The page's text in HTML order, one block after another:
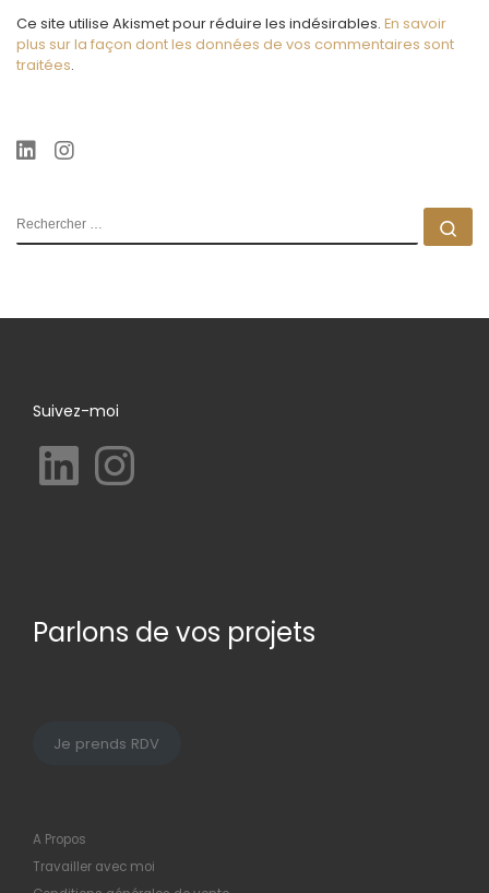
Ce site utilise Akismet pour réduire les indésirables. En savoir
plus sur la façon dont les données de vos commentaires sont
traitées.
RECHERCHER
Suivez-moi
LinkedIn Instagram
Parlons de vos projets
Je prends RDV
A Propos
Travailler avec moi